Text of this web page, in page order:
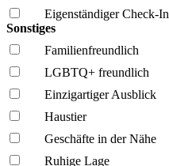
Eigenständiger Check-In
Sonstiges
Familien­freundlich
LGBTQ+ freundlich
Einzigartiger Ausblick
Haustier
Geschäfte in der Nähe
Ruhige Lage